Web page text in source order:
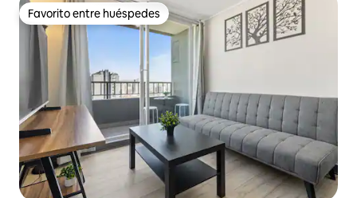
Favorito entre huéspedes
Favorito entre huéspedes